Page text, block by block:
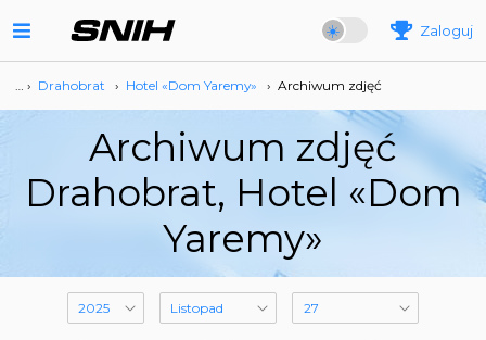
Zaloguj
… › Drahobrat › Hotel «Dom Yaremy» › Archiwum zdjęć
Archiwum zdjęć
Drahobrat, Hotel «Dom
Yaremy»